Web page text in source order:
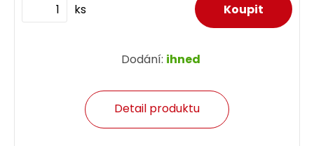
ks
Dodání: ihned
Detail produktu